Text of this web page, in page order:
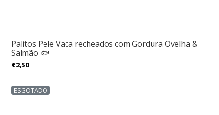
Palitos Pele Vaca recheados com Gordura Ovelha &
Salmão 🐟
€2,50
ESGOTADO